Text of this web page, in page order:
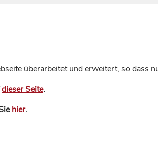
überarbeitet und erweitert, so dass
dieser Seite.
hier.